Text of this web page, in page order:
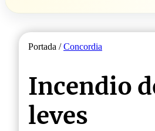
Portada /Concordia
Incendio
leves